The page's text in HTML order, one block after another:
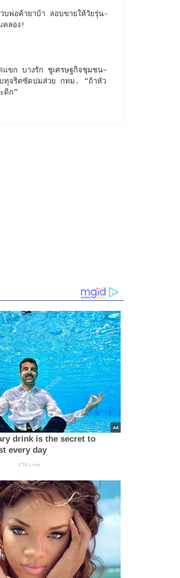
บพ่อค้ายาบ้า ลอบขายให้วัยรุ่น-
คลอง!
แขก บางรัก ชูเศรษฐกิจชุมชน–
ทุจริตซัดปมส่วย กทม. “ถ้าหัว
ดิก”